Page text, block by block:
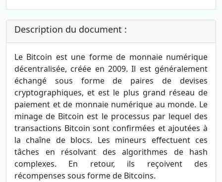
Description du document :
Le Bitcoin est une forme de monnaie numérique
décentralisée, créée en 2009. Il est généralement
échangé sous forme de paires de devises
cryptographiques, et est le plus grand réseau de
paiement et de monnaie numérique au monde. Le
minage de Bitcoin est le processus par lequel des
transactions Bitcoin sont confirmées et ajoutées à
la chaîne de blocs. Les mineurs effectuent ces
tâches en résolvant des algorithmes de hash
complexes. En retour, ils reçoivent des
récompenses sous forme de Bitcoins.